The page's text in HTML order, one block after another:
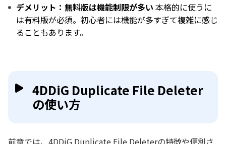
デメリット：無料版は機能制限が多い 本格的に使うに
は有料版が必須。初心者には機能が多すぎて複雑に感じ
ることもあります。
4DDiG Duplicate File Deleter
の使い方